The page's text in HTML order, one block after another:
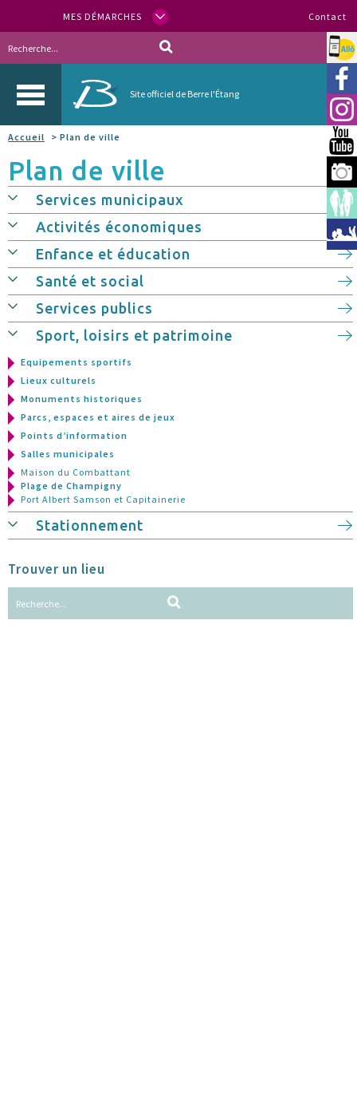
MES DÉMARCHES Contact
Site officiel de Berre l'Étang
Allo
Accueil > Plan de ville
Plan de ville
Services municipaux
Activités économiques
Enfance et éducation
Santé et social
Services publics
Sport, loisirs et patrimoine
Equipements sportifs
Lieux culturels
Monuments historiques
Parcs, espaces et aires de jeux
Points d’information
Salles municipales
Maison du Combattant
Plage de Champigny
Port Albert Samson et Capitainerie
Stationnement
Trouver un lieu